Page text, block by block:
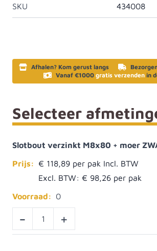
SKU 434008
Afhalen? Kom gerust langs
Vanaf €1000 gratis verzenden in
Selecteer
Slotbout verzinkt M8x80 + moer
Prijs: € 118,89
Excl. BTW: € 98,26
Voorraad:
0
- +